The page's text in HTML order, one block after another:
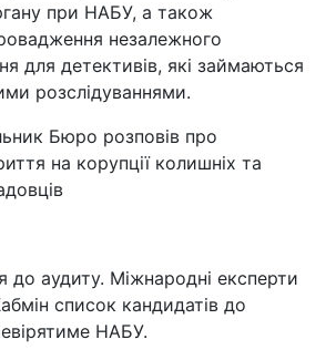
при НАБУ, а також
незалежного
для детективів, які займаються
розслідуваннями.
Бюро розповів про
на корупції колишніх та
до аудиту. Міжнародні експерти
список кандидатів до
НАБУ.